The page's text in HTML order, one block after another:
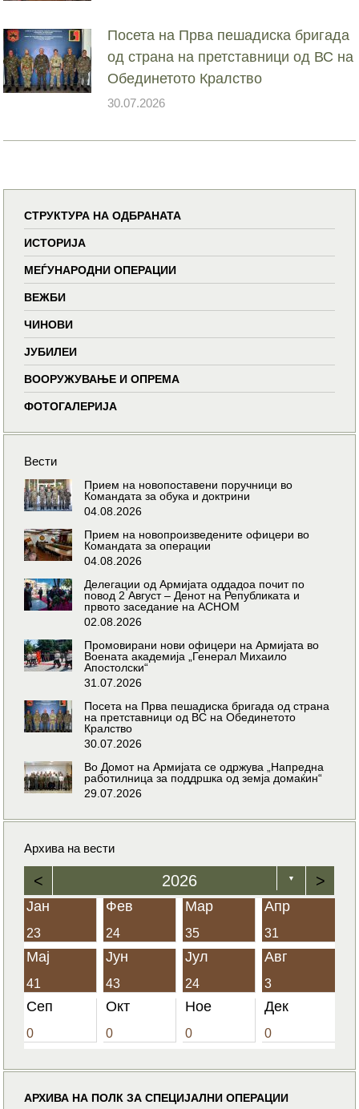
Посета на Прва пешадиска бригада
од страна на претставници од ВС на
Обединетото Кралство
30.07.2026
СТРУКТУРА НА ОДБРАНАТА
ИСТОРИЈА
МЕЃУНАРОДНИ ОПЕРАЦИИ
ВЕЖБИ
ЧИНОВИ
ЈУБИЛЕИ
ВООРУЖУВАЊЕ И ОПРЕМА
ФОТОГАЛЕРИЈА
Вести
Прием на новопоставени поручници во
Командата за обука и доктрини
04.08.2026
Прием на новопроизведените офицери во
Командата за операции
04.08.2026
Делегации од Армијата оддадоа почит по
повод 2 Август – Денот на Републиката и
првото заседание на АСНОМ
02.08.2026
Промовирани нови офицери на Армијата во
Воената академија „Генерал Михаило
Апостолски“
31.07.2026
Посета на Прва пешадиска бригада од страна
на претставници од ВС на Обединетото
Кралство
30.07.2026
Во Домот на Армијата се одржува „Напредна
работилница за поддршка од земја домаќин“
29.07.2026
Архива на вести
< 2026 ▼ >
Јан
23
Фев
24
Мар
35
Апр
31
Мај
41
Јун
43
Јул
24
Авг
3
Сеп
0
Окт
0
Ное
0
Дек
0
АРХИВА НА ПОЛК ЗА СПЕЦИЈАЛНИ ОПЕРАЦИИ